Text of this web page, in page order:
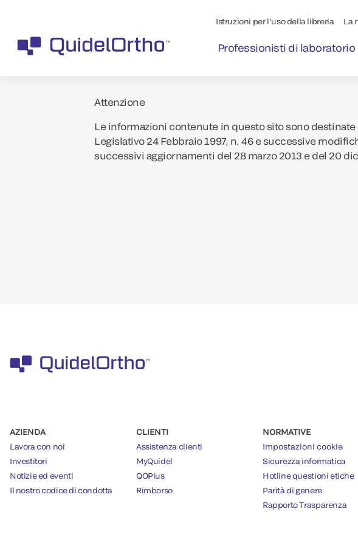
Istruzioni per l'uso della libreria La
Professionisti di laboratorio
Attenzione
Le informazioni contenute in questo sito sono
Legislativo 24 Febbraio 1997, n. 46 e successive
successivi aggiornamenti del 28 marzo 2013 e del 20
AZIENDA
Lavora con noi
Investitori
Notizie ed eventi
Il nostro codice di condotta
CLIENTI
Assistenza clienti
MyQuidel
QOPlus
Rimborso
NORMATIVE
Impostazioni cookie
Sicurezza informatica
Hotline questioni etiche
Parità di genere
Rapporto Trasparenza